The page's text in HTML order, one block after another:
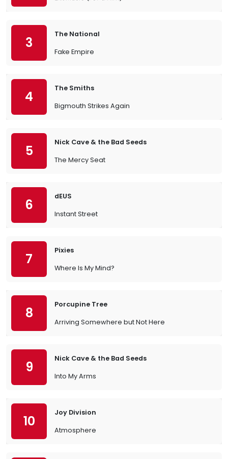
3
The National
Fake Empire
4
The Smiths
Bigmouth Strikes Again
5
Nick Cave & the Bad Seeds
The Mercy Seat
6
dEUS
Instant Street
7
Pixies
Where Is My Mind?
8
Porcupine Tree
Arriving Somewhere but Not Here
9
Nick Cave & the Bad Seeds
Into My Arms
10
Joy Division
Atmosphere